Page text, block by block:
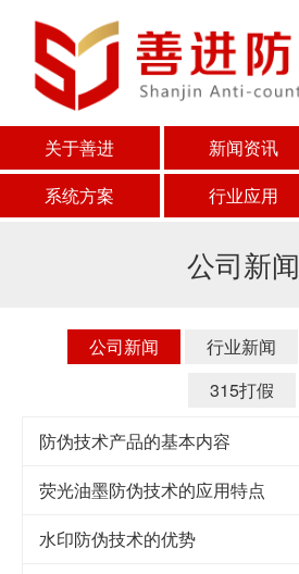
关于善进 新闻资讯
系统方案
行业应用
公司新闻
公司新闻 行业新闻
315打假
防伪技术产品的基本内容
荧光油墨防伪技术的应用特点
水印防伪技术的优势